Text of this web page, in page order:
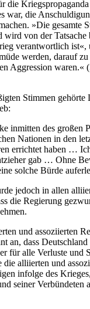
die Kriegspropaganda
war, die
»Die gesamte
wird von der Tatsache
verantwortlich ist«,
werden, darauf zu
Aggression waren.«
Stimmen gehörte
inmitten des großen
Nationen in den
errichtet haben …
gab … Ohne
solche Bürde
jedoch in allen
die Regierung
und assoziierten
an, dass Deutschland
für alle Verluste und
alliierten und
infolge des
seiner Verbündeten